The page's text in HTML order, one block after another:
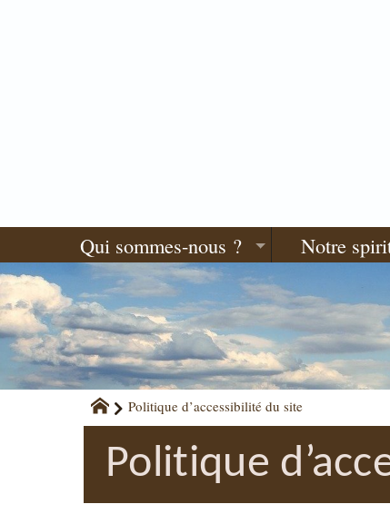
Qui sommes-nous ? Notre
Politique d’accessibilité du site
Politique